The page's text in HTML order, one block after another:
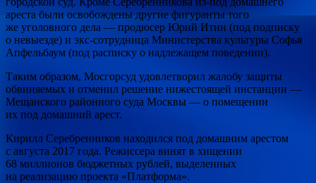
ареста были освобождены другие фигуранты того
же уголовного дела — продюсер Юрий Итин (под подписку
о невыезде) и экс-сотрудница Министерства культуры Софья
Апфельбаум (под расписку о надлежащем поведении).
Таким образом, Мосгорсуд удовлетворил жалобу защиты
обвиняемых и отменил решение нижестоящей инстанции —
Мещанского районного суда Москвы — о помещении
их под домашний арест.
Кирилл Серебренников находился под домашним арестом
с августа 2017 года. Режиссера винят в хищении
68 миллионов бюджетных рублей, выделенных
на реализацию проекта «Платформа».